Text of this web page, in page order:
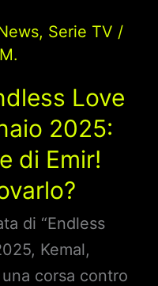
, Serie TV /
Love
2025:
di Emir!
di “Endless
Kemal,
corsa contro